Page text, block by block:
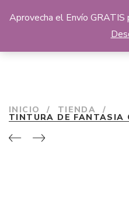
INICIO / TIENDA /
TINTURA DE FANTASIA
Aprovecha el Envío